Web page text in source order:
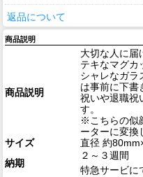
返品について
商品説明
商品説明
大切な人に届
テキなマグカ
シャレなガラ
は事前に下書
祝いや退職祝
す。
※こちらの似
ーターに変換
サイズ
直径 約
納期
２～３週間
特急サービ